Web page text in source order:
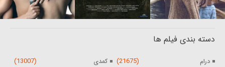
دسته بندی فیلم ها
درام (21675) کمدی (13007)